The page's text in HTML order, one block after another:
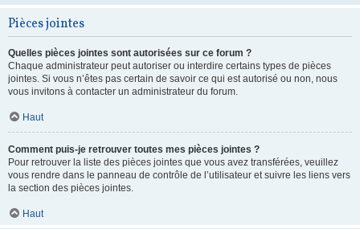
Pièces jointes
Quelles pièces jointes sont autorisées sur ce forum ?
Chaque administrateur peut autoriser ou interdire certains types de pièces
jointes. Si vous n’êtes pas certain de savoir ce qui est autorisé ou non, nous
vous invitons à contacter un administrateur du forum.
Haut
Comment puis-je retrouver toutes mes pièces jointes ?
Pour retrouver la liste des pièces jointes que vous avez transférées, veuillez
vous rendre dans le panneau de contrôle de l’utilisateur et suivre les liens vers
la section des pièces jointes.
Haut